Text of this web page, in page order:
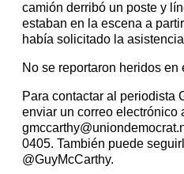
camión derribó un poste y
estaban en la escena a
había solicitado la
No se reportaron heridos en
Para contactar al periodista
enviar un correo electrónico
0405. También puede
@GuyMcCarthy.